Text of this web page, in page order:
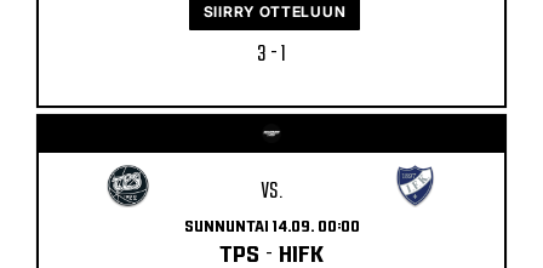
3 - 1
SIIRRY OTTELUUN
VS.
SUNNUNTAI 14.09. 00:00
TPS - HIFK